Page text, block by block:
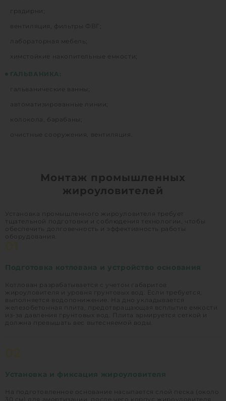
градирни;
вентиляция, фильтры ФВГ;
лабораторная мебель;
химстойкие накопительные емкости;
ГАЛЬВАНИКА:
гальванические ванны;
автоматизированные линии;
колокола, барабаны;
очистные сооружения, вентиляция.
Монтаж промышленных
жироуловителей
Установка промышленного жироуловителя требует
тщательной подготовки и соблюдения технологии, чтобы
обеспечить долговечность и эффективность работы
оборудования.
Подготовка котлована и устройство основания
Котлован разрабатывается с учетом габаритов
жироуловителя и уровня грунтовых вод. Если требуется,
выполняется водопонижение. На дно укладывается
железобетонная плита, предотвращающая всплытие емкости
из-за давления грунтовых вод. Плита армируется сеткой и
должна превышать вес вытесняемой воды.
Установка и фиксация жироуловителя
На подготовленное основание насыпается слой песка (около
30 см) для амортизации, после чего корпус жироуловителя